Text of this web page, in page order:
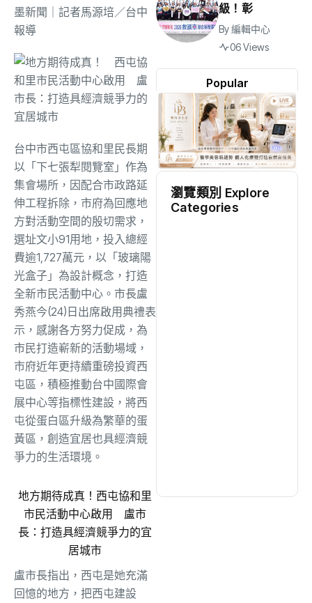
墨新聞 ｜記者馬源培／台中
報導
台中市西屯區協和里民長期
以「下七張犁閱覽室」作為
集會場所，因配合市政路延
伸工程拆除，市府為回應地
方對活動空間的殷切需求，
選址文小91用地，投入總經
費逾1,727萬元，以「玻璃陽
光盒子」為設計概念，打造
全新市民活動中心。市長盧
秀燕今(24)日出席啟用典禮表
示，感謝各方努力促成，為
市民打造嶄新的活動場域，
市府近年更持續重磅投資西
屯區，積極推動台中國際會
展中心等指標性建設，將西
屯從蛋白區升級為繁華的蛋
黃區，創造宜居也具經濟競
爭力的生活環境。
地方期待成真！西屯協和里
市民活動中心啟用 盧市
長：打造具經濟競爭力的宜
居城市
盧市長指出，西屯是她充滿
回憶的地方，把西屯建設
Popular
級！彰
By編輯中心
06 Views
瀏覽類別 Explore
Categories